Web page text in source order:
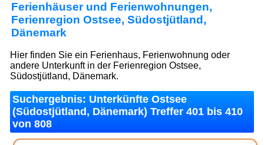
Ferienhäuser und Ferienwohnungen,
Ferienregion Ostsee, Südostjütland,
Dänemark
Hier finden Sie ein Ferienhaus, Ferienwohnung oder
andere Unterkunft in der Ferienregion Ostsee,
Südostjütland, Dänemark.
Suchergebnis: Unterkünfte Ostsee
(Südostjütland, Dänemark) Treffer 401 bis 410
von 808